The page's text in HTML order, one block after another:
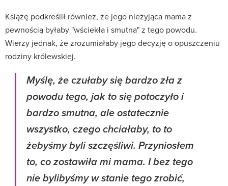
Książę podkreślił również, że jego nieżyjąca mama z
pewnością byłaby "wściekła i smutna" z tego powodu.
Wierzy jednak, że zrozumiałaby jego decyzję o opuszczeniu
rodziny królewskiej.
Myślę, że czułaby się bardzo zła z
powodu tego, jak to się potoczyło i
bardzo smutna, ale ostatecznie
wszystko, czego chciałaby, to to
żebyśmy byli szczęśliwi. Przyniosłem
to, co zostawiła mi mama. I bez tego
nie bylibyśmy w stanie tego zrobić,